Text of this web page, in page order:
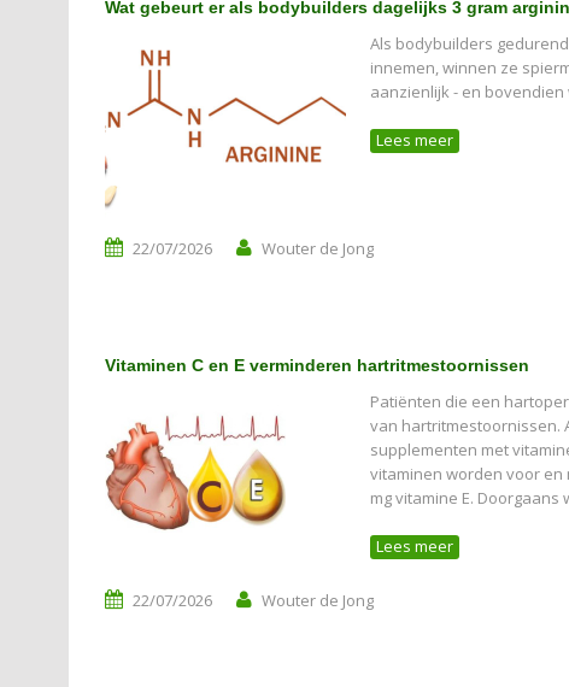
Wat gebeurt er als bodybuilders dagelijks 3 gram
Als bodybuilders
innemen, winnen ze
aanzienlijk - en bovendien
Lees meer
22/07/2026 Wouter de Jong
Vitaminen C en E verminderen hartritmestoornissen
Patiënten die een
van hartritmestoornissen.
supplementen met
vitaminen worden voor en
mg vitamine E. Doorgaans
Lees meer
22/07/2026 Wouter de Jong